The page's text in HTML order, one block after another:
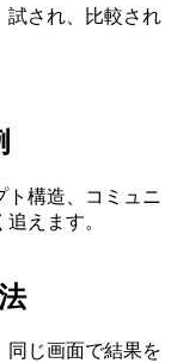
試され、比較され
ト構造、コミュニ
えます。
同じ画面で結果を